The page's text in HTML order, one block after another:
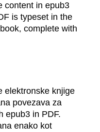
content in epub3
is typeset in the
complete with
elektronske knjige
povezava za
epub3 in PDF.
enako kot